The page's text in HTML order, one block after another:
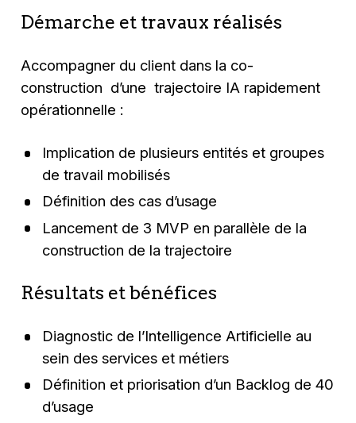
Démarche et travaux réalisés
Accompagner du client dans la co-
construction d’une trajectoire IA rapidement
opérationnelle :
Implication de plusieurs entités et groupes
de travail mobilisés
Définition des cas d’usage
Lancement de 3 MVP en parallèle de la
construction de la trajectoire
Résultats et bénéfices
Diagnostic de l’Intelligence Artificielle au
sein des services et métiers
Définition et priorisation d’un Backlog de 40
d’usage